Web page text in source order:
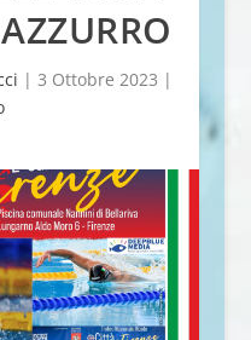
| 3 Ottobre 2023 |